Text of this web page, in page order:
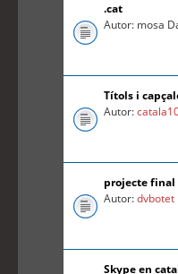
.cat
Autor: mosa
Títols i
Autor:
projecte
Autor:dvbotet
Skype en